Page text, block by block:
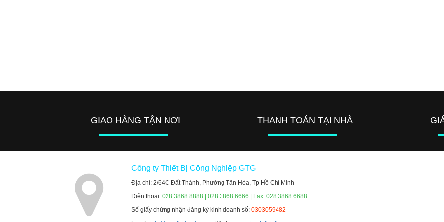
GIAO HÀNG TẬN NƠI THANH TOÁN TẠI NHÀ
Công ty Thiết Bị Công Nghiệp GTG
Địa chỉ: 2/64C Đất Thánh, Phường Tân Hòa, Tp Hồ Chí Minh
Điện thoại:028 3868 8888 | 028 3868 6666 | Fax: 028 3868 6688
Số giấy chứng nhận đăng ký kinh doanh số:0303059482